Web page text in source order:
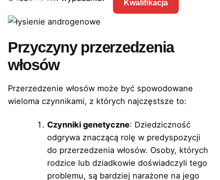
Kwalifikacja
Przyczyny przerzedzenia
włosów
Przerzedzenie włosów może być spowodowane
wieloma czynnikami, z których najczęstsze to:
Czynniki genetyczne: Dziedziczność
odgrywa znaczącą rolę w predyspozycji
do przerzedzenia włosów. Osoby, których
rodzice lub dziadkowie doświadczyli tego
problemu, są bardziej narażone na jego